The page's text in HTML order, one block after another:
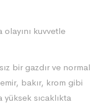
olayını kuvvetle
bir gazdır ve normal
bakır, krom gibi
sıcaklıkta